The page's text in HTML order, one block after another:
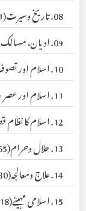
08. تاریخ وسیرت
(1941)
09. ادیان، مسالک وفرق
10. اسلام اور تصوف
11. اسلام اور عصر حاضر
12. اسلام کا نظام قضا
13. حلال وحرام
(65)
14. علاج ومعالجہ
(130)
15. اسلامی مہینے
(1118)